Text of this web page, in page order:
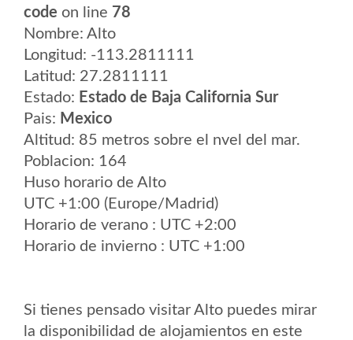
code on line 78
Nombre: Alto
Longitud: -113.2811111
Latitud: 27.2811111
Estado: Estado de Baja California Sur
Pais: Mexico
Altitud: 85 metros sobre el nvel del mar.
Poblacion: 164
Huso horario de Alto
UTC +1:00 (Europe/Madrid)
Horario de verano : UTC +2:00
Horario de invierno : UTC +1:00
Si tienes pensado visitar Alto puedes mirar
la disponibilidad de alojamientos en este